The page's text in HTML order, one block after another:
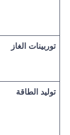
توربينات الغاز
توليد الطاقة